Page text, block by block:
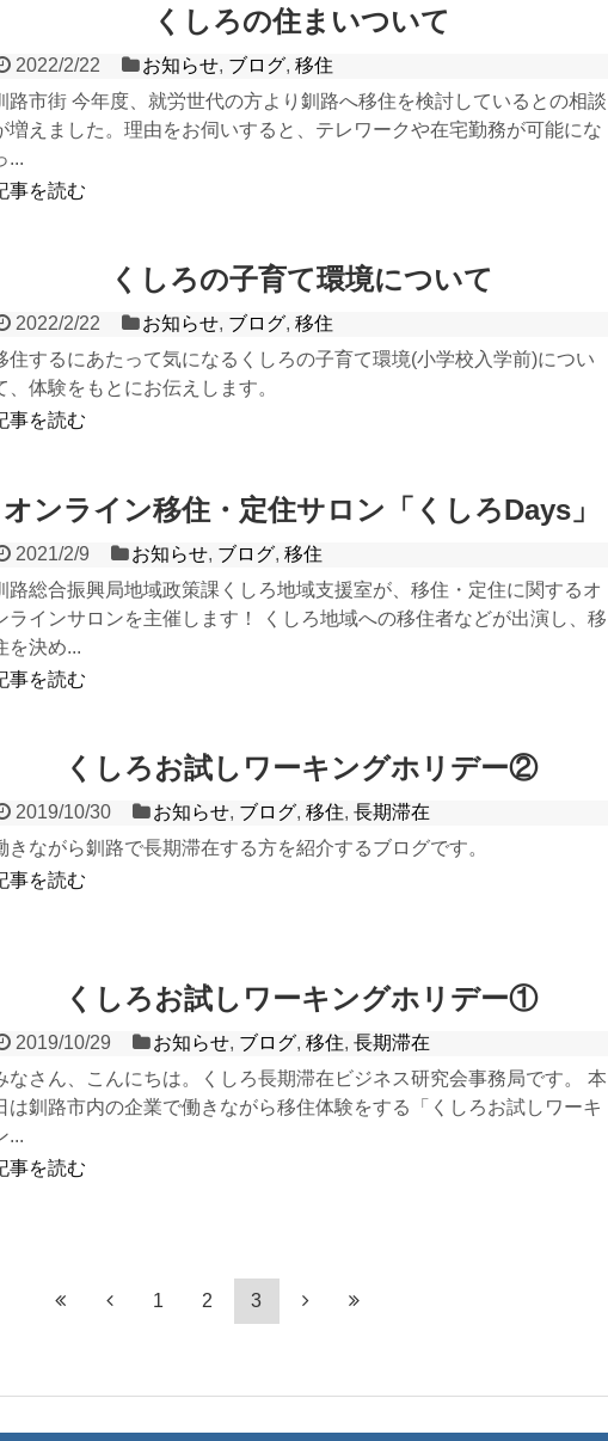
くしろの住まいついて
2022/2/22 お知らせ, ブログ,移住
路市街 今年度、就労世代の方より釧路へ移住を検討しているとの相談
増えました。理由をお伺いすると、テレワークや在宅勤務が可能にな
...
事を読む
くしろの子育て環境について
2022/2/22 お知らせ, ブログ,移住
住するにあたって気になるくしろの子育て環境(小学校入学前)につい
、体験をもとにお伝えします。
事を読む
オンライン移住・定住サロン「くしろDays」
2021/2/9 お知らせ, ブログ,移住
路総合振興局地域政策課くしろ地域支援室が、移住・定住に関するオ
ラインサロンを主催します！ くしろ地域への移住者などが出演し、移
を決め...
事を読む
くしろお試しワーキングホリデー②
2019/10/30 お知らせ, ブログ,移住,長期滞在
きながら釧路で長期滞在する方を紹介するブログです。
事を読む
くしろお試しワーキングホリデー①
2019/10/29 お知らせ, ブログ,移住,長期滞在
なさん、こんにちは。くしろ長期滞在ビジネス研究会事務局です。 本
は釧路市内の企業で働きながら移住体験をする「くしろお試しワーキ
...
事を読む
1 2 3